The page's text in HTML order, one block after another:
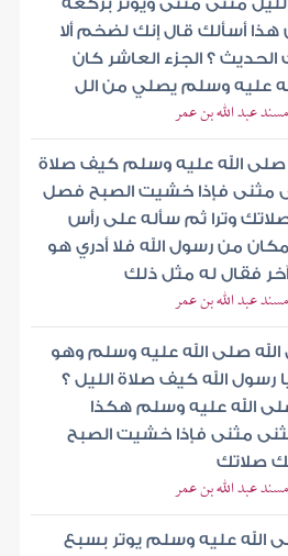
مثنى مثنى ويوتر بركعة
أسألك قال إنك لضخم ألا
؟ الجزء العاشر كان
عليه وسلم يصلي من الل
عبد الله بن عمر
صلى الله عليه وسلم كيف صلاة
مثنى فإذا خشيت الصبح فصل
وترا ثم سأله على رأس
من رسول الله فلا أدري هو
فقال له مثل ذلك
عبد الله بن عمر
الله صلى الله عليه وسلم وهو
رسول الله كيف صلاة الليل ؟
الله عليه وسلم هكذا
مثنى فإذا خشيت الصبح
صلاتك
عبد الله بن عمر
الله عليه وسلم يوتر بسبع